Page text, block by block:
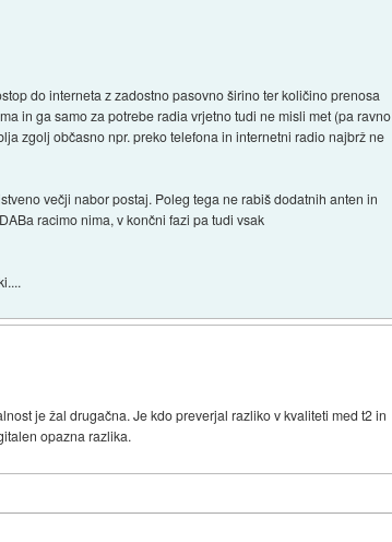
do interneta z zadostno pasovno širino ter količino prenosa
in ga samo za potrebe radia vrjetno tudi ne misli met (pa ravno
zgolj občasno npr. preko telefona in internetni radio najbrž ne
večji nabor postaj. Poleg tega ne rabiš dodatnih anten in
racimo nima, v končni fazi pa tudi vsak
je žal drugačna. Je kdo preverjal razliko v kvaliteti med t2 in
opazna razlika.